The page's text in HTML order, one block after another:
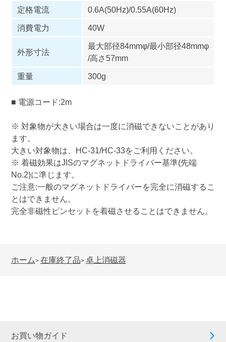
定格電流
0.6A(50Hz)/0.55A(60Hz)
消費電力
40W
外形寸法
最大部径84mmφ/最小部径48mmφ
/高さ57mm
重量
300g
■ 電源コード:2m
※ 対象物が大きい場合は一度に消磁できないことがあり
ます。
大きい対象物は、HC-31/HC-33をご利用ください。
※ 着磁効果はJISのマグネットドライバー基準(先端
No.2)に準じます。
ご注意:一般のマグネットドライバーを完全に消磁するこ
とはできません。
完全非磁性ピンセットを着磁させることはできません。
ホーム> 在庫終了品> 卓上消磁器
お買い物ガイド